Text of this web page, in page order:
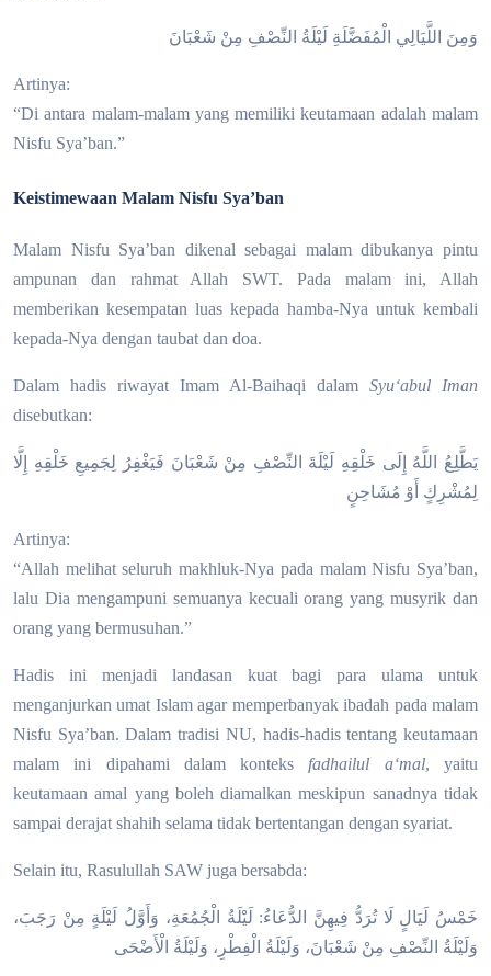
وَمِنَ اللَّيَالِي الْمُفَضَّلَةِ لَيْلَةُ النِّصْفِ مِنْ شَعْبَانَ
Artinya:
“Di antara malam-malam yang memiliki keutamaan adalah malam
Nisfu Sya’ban.”
Keistimewaan Malam Nisfu Sya’ban
Malam Nisfu Sya’ban dikenal sebagai malam dibukanya pintu
ampunan dan rahmat Allah SWT. Pada malam ini, Allah
memberikan kesempatan luas kepada hamba-Nya untuk kembali
kepada-Nya dengan taubat dan doa.
Dalam hadis riwayat Imam Al-Baihaqi dalam Syu‘abul Iman
disebutkan:
يَطَّلِعُ اللَّهُ إِلَى خَلْقِهِ لَيْلَةَ النِّصْفِ مِنْ شَعْبَانَ فَيَغْفِرُ لِجَمِيعِ خَلْقِهِ إِلَّا
لِمُشْرِكٍ أَوْ مُشَاحِنٍ
Artinya:
“Allah melihat seluruh makhluk-Nya pada malam Nisfu Sya’ban,
lalu Dia mengampuni semuanya kecuali orang yang musyrik dan
orang yang bermusuhan.”
Hadis ini menjadi landasan kuat bagi para ulama untuk
menganjurkan umat Islam agar memperbanyak ibadah pada malam
Nisfu Sya’ban. Dalam tradisi NU, hadis-hadis tentang keutamaan
malam ini dipahami dalam konteks fadhailul a‘mal, yaitu
keutamaan amal yang boleh diamalkan meskipun sanadnya tidak
sampai derajat shahih selama tidak bertentangan dengan syariat.
Selain itu, Rasulullah SAW juga bersabda:
خَمْسُ لَيَالٍ لَا تُرَدُّ فِيهِنَّ الدُّعَاءُ: لَيْلَةُ الْجُمُعَةِ، وَأَوَّلُ لَيْلَةٍ مِنْ رَجَبَ،
وَلَيْلَةُ النِّصْفِ مِنْ شَعْبَانَ، وَلَيْلَةُ الْفِطْرِ، وَلَيْلَةُ الْأَضْحَى